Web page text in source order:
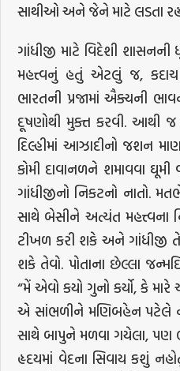
સાથીઓ અને જેને માટે લડતા
ગાંધીજી માટે વિદેશી
મહત્ત્વનું હતું એટલું જ,
ભારતની પ્રજામાં ઐક્યની
દૂષણોથી મુક્ત કરવી. આથી
દિલ્હીમાં આઝાદીનો જશન
કોમી દાવાનળને શમાવવા
ગાંધીજીનો નિકટનો નાતો.
સાથે બેસીને અત્યંત મહત્ત્વના
ટીખળ કરી શકે અને ગાંધીજી
શકે તેવો. પોતાના છેલ્લા
“મેં એવો કયો ગુનો કર્યો, કે
એ સાંભળીને મણિબહેન પટેલે
સાથે બાપુને મળવા ગયેલા, પણ
હૃદયમાં વેદના સિવાય કશું